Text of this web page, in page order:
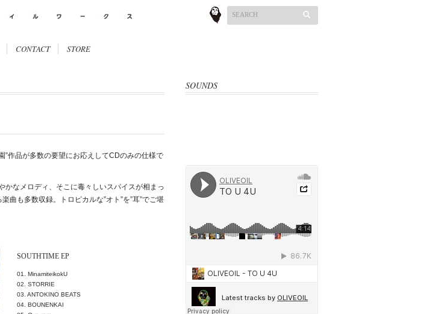
CONTACT STORE
”作品が多数の要望にお応えしてCDのみの仕様で
かなメロディ、そこに毒々しいスパイスが相まっ
曲も多数収録。トロピカルな”オト”を”耳”でご堪
SOUTHTIME EP
01. MinamiteikokU
02. STORRIE
03. ANTOKINO BEATS
04. BOUNENKAI
SOUNDS